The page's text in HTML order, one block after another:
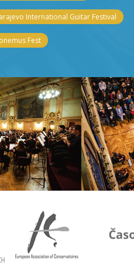
International Guitar Festival
Fest